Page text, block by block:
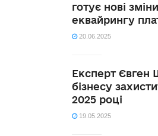
готує нові
еквайрингу
20.06.2025
Експерт Євген
бізнесу
2025 році
19.05.2025